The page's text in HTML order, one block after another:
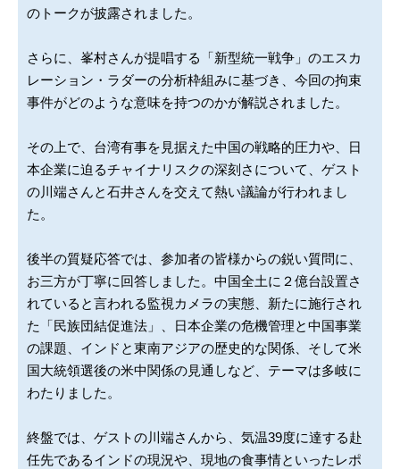
のトークが披露されました。
さらに、峯村さんが提唱する「新型統一戦争」のエスカ
レーション・ラダーの分析枠組みに基づき、今回の拘束
事件がどのような意味を持つのかが解説されました。
その上で、台湾有事を見据えた中国の戦略的圧力や、日
本企業に迫るチャイナリスクの深刻さについて、ゲスト
の川端さんと石井さんを交えて熱い議論が行われまし
た。
後半の質疑応答では、参加者の皆様からの鋭い質問に、
お三方が丁寧に回答しました。中国全土に２億台設置さ
れていると言われる監視カメラの実態、新たに施行され
た「民族団結促進法」、日本企業の危機管理と中国事業
の課題、インドと東南アジアの歴史的な関係、そして米
国大統領選後の米中関係の見通しなど、テーマは多岐に
わたりました。
終盤では、ゲストの川端さんから、気温39度に達する赴
任先であるインドの現況や、現地の食事情といったレポ